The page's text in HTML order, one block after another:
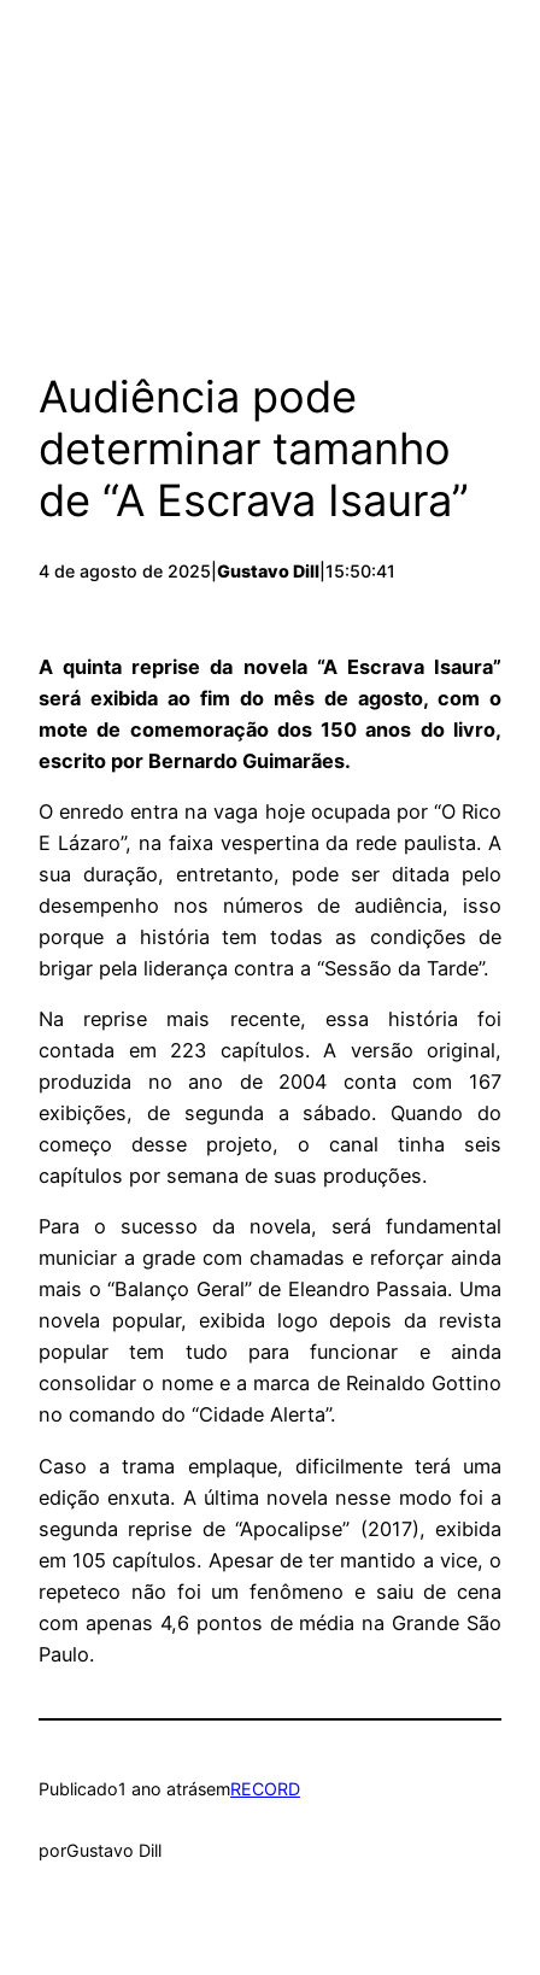
Audiência pode
determinar tamanho
de “A Escrava Isaura”
4 de agosto de 2025 Gustavo Dill 15:50:41
A quinta reprise da novela “A Escrava Isaura”
será exibida ao fim do mês de agosto, com o
mote de comemoração dos 150 anos do livro,
escrito por Bernardo Guimarães.
O enredo entra na vaga hoje ocupada por “O Rico
E Lázaro”, na faixa vespertina da rede paulista. A
sua duração, entretanto, pode ser ditada pelo
desempenho nos números de audiência, isso
porque a história tem todas as condições de
brigar pela liderança contra a “Sessão da Tarde”.
Na reprise mais recente, essa história foi
contada em 223 capítulos. A versão original,
produzida no ano de 2004 conta com 167
exibições, de segunda a sábado. Quando do
começo desse projeto, o canal tinha seis
capítulos por semana de suas produções.
Para o sucesso da novela, será fundamental
municiar a grade com chamadas e reforçar ainda
mais o “Balanço Geral” de Eleandro Passaia. Uma
novela popular, exibida logo depois da revista
popular tem tudo para funcionar e ainda
consolidar o nome e a marca de Reinaldo Gottino
no comando do “Cidade Alerta”.
Caso a trama emplaque, dificilmente terá uma
edição enxuta. A última novela nesse modo foi a
segunda reprise de “Apocalipse” (2017), exibida
em 105 capítulos. Apesar de ter mantido a vice, o
repeteco não foi um fenômeno e saiu de cena
com apenas 4,6 pontos de média na Grande São
Paulo.
Publicado1 ano atrásemRECORD
porGustavo Dill